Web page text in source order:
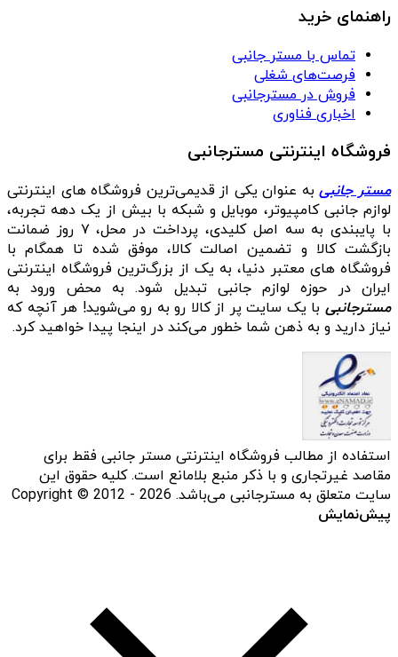
راهنمای خرید
تماس با مستر جانبی
فرصت‌های شغلی
فروش در مسترجانبی
اخباری فناوری
فروشگاه اینترنتی مسترجانبی
مستر جانبیبه عنوان یکی از قدیمی‌ترین فروشگاه های اینترنتی
لوازم جانبی کامپیوتر، موبایل و شبکه با بیش از یک دهه تجربه،
با پایبندی به سه اصل کلیدی، پرداخت در محل، ۷ روز ضمانت
بازگشت کالا و تضمین اصالت کالا، موفق شده تا همگام با
فروشگاه‌ های معتبر دنیا، به یک از بزرگ‌ترین فروشگاه اینترنتی
ایران در حوزه لوازم جانبی تبدیل شود. به محض ورود به
مسترجانبی با یک سایت پر از کالا رو به رو می‌شوید! هر آنچه که
نیاز دارید و به ذهن شما خطور می‌کند در اینجا پیدا خواهید کرد.
استفاده از مطالب فروشگاه اینترنتی مستر جانبی فقط برای
مقاصد غیرتجاری و با ذکر منبع بلامانع است. کلیه حقوق این
سایت متعلق به مسترجانبی می‌باشد. Copyright © 2012 - 2026
پیش‌نمایش